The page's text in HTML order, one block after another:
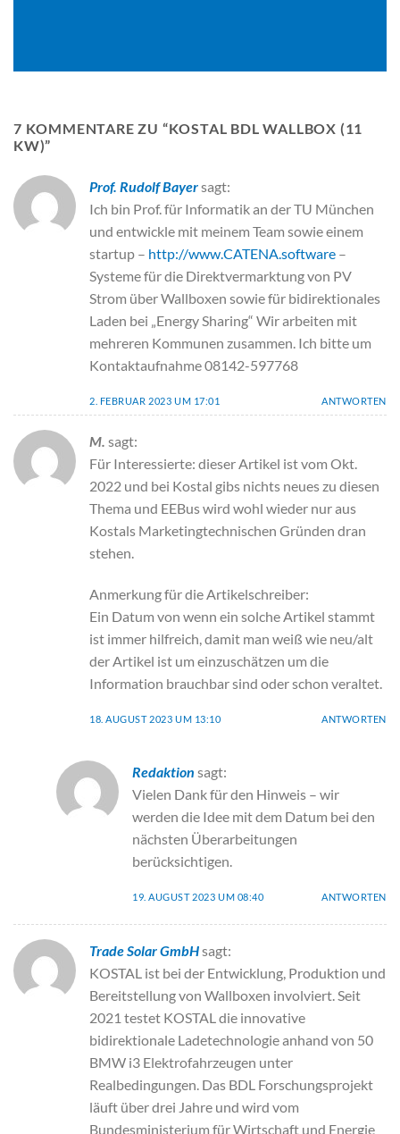
7 KOMMENTARE ZU “KOSTAL BDL WALLBOX (11
KW)”
Prof. Rudolf Bayersagt:
Ich bin Prof. für Informatik an der TU München
und entwickle mit meinem Team sowie einem
startup – http://www.CATENA.software –
Systeme für die Direktvermarktung von PV
Strom über Wallboxen sowie für bidirektionales
Laden bei „Energy Sharing“ Wir arbeiten mit
mehreren Kommunen zusammen. Ich bitte um
Kontaktaufnahme 08142-597768
2. FEBRUAR 2023 UM 17:01 ANTWORTEN
M. sagt:
Für Interessierte: dieser Artikel ist vom Okt.
2022 und bei Kostal gibs nichts neues zu diesen
Thema und EEBus wird wohl wieder nur aus
Kostals Marketingtechnischen Gründen dran
stehen.
Anmerkung für die Artikelschreiber:
Ein Datum von wenn ein solche Artikel stammt
ist immer hilfreich, damit man weiß wie neu/alt
der Artikel ist um einzuschätzen um die
Information brauchbar sind oder schon veraltet.
18. AUGUST 2023 UM 13:10 ANTWORTEN
Redaktion sagt:
Vielen Dank für den Hinweis – wir
werden die Idee mit dem Datum bei den
nächsten Überarbeitungen
berücksichtigen.
19. AUGUST 2023 UM 08:40 ANTWORTEN
Trade Solar GmbHsagt:
KOSTAL ist bei der Entwicklung, Produktion und
Bereitstellung von Wallboxen involviert. Seit
2021 testet KOSTAL die innovative
bidirektionale Ladetechnologie anhand von 50
BMW i3 Elektrofahrzeugen unter
Realbedingungen. Das BDL Forschungsprojekt
läuft über drei Jahre und wird vom
Bundesministerium für Wirtschaft und Energie